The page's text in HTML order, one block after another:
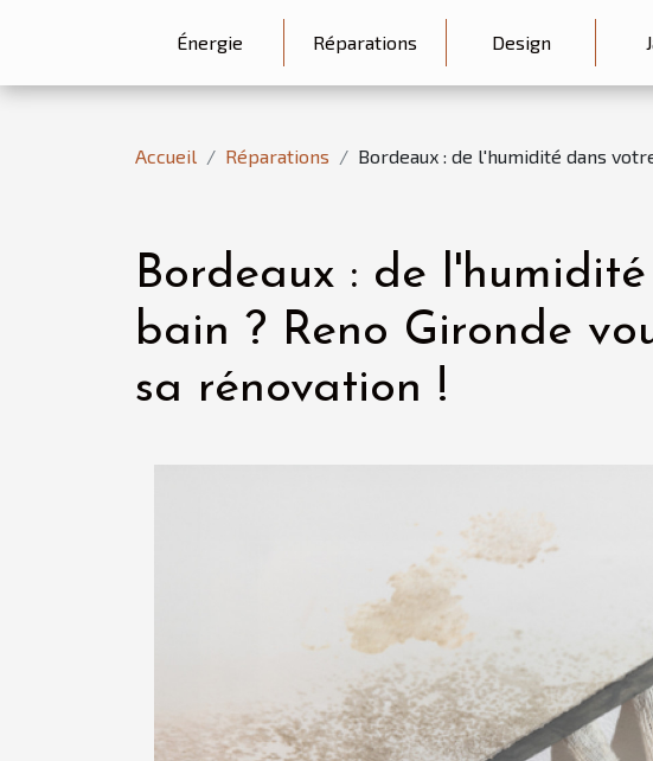
Énergie Réparations Design
Accueil Réparations Bordeaux : de l'humidité dans
Bordeaux : de
bain ? Reno Gironde
sa rénovation !